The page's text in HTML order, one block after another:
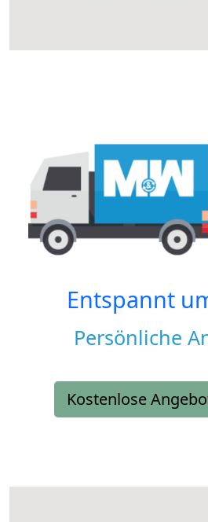
Entspannt
Persönliche
Kostenlose